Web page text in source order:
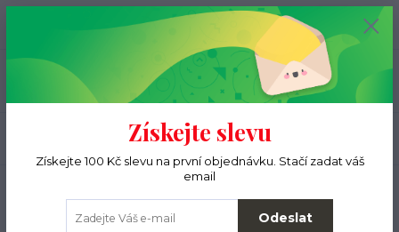
Menu
(Po-Pá, 9-15 hod.)
0 ks
0 Kč
Krmení a pamlsky Konzervy a kapsičky
Herp Diner - cvrčci 35g
Získejte slevu
Získejte 100 Kč slevu na první objednávku. Stačí zadat váš
email
Odeslat